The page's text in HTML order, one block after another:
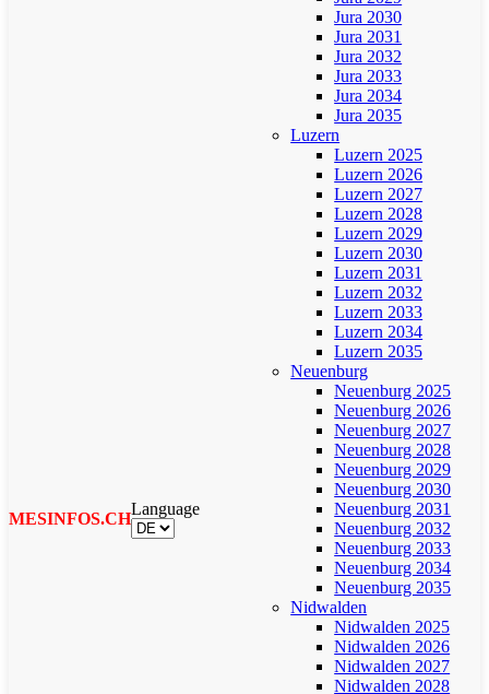
MESINFOS.CH
Language
Jura 2030
Jura 2031
Jura 2032
Jura 2033
Jura 2034
Jura 2035
Luzern
Luzern 2025
Luzern 2026
Luzern 2027
Luzern 2028
Luzern 2029
Luzern 2030
Luzern 2031
Luzern 2032
Luzern 2033
Luzern 2034
Luzern 2035
Neuenburg
Neuenburg 2025
Neuenburg 2026
Neuenburg 2027
Neuenburg 2028
Neuenburg 2029
Neuenburg 2030
Neuenburg 2031
Neuenburg 2032
Neuenburg 2033
Neuenburg 2034
Neuenburg 2035
Nidwalden
Nidwalden 2025
Nidwalden 2026
Nidwalden 2027
Nidwalden 2028